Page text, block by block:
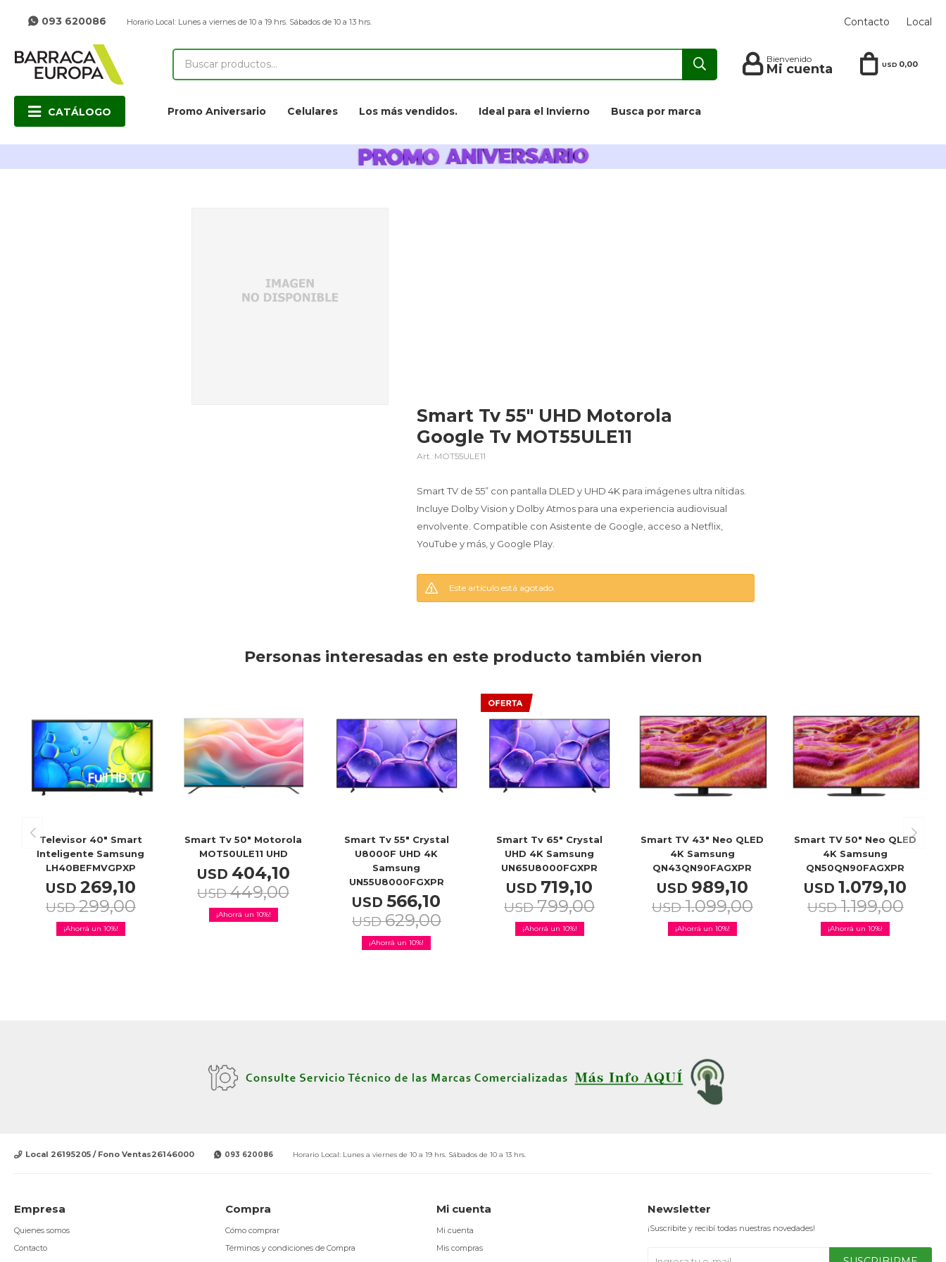
CATÁLOGO Promo Aniversario Celulares Los más vendidos. Ideal para el Invierno Busca por marca
USD 0,00
093 620086 Horario Local: Lunes a viernes de 10 a 19 hrs. Sábados de 10 a 13 hrs. Contacto Local
Smart Tv 55" UHD Motorola
Google Tv MOT55ULE11
MOT55ULE11
Smart TV de 55” con pantalla DLED y UHD 4K para imágenes ultra nítidas.
Incluye Dolby Vision y Dolby Atmos para una experiencia audiovisual
envolvente. Compatible con Asistente de Google, acceso a Netflix,
YouTube y más, y Google Play.
Este artículo está agotado.
Personas interesadas en este producto también vieron
Televisor 40" Smart
Inteligente Samsung
LH40BEFMVGPXP
USD 269,10
USD 299,00
10
Smart Tv 50" Motorola
MOT50ULE11 UHD
USD 404,10
USD 449,00
10
Smart Tv 55" Crystal
U8000F UHD 4K
Samsung
UN55U8000FGXPR
USD 566,10
USD 629,00
10
Smart Tv 65" Crystal
UHD 4K Samsung
UN65U8000FGXPR
USD 719,10
USD 799,00
10
Smart TV 43" Neo QLED
4K Samsung
QN43QN90FAGXPR
USD 989,10
USD 1.099,00
10
Smart TV 50" Neo QLED
4K Samsung
QN50QN90FAGXPR
USD 1.079,10
USD 1.199,00
10
Local 26195205 / Fono Ventas26146000 093 620086 Horario Local: Lunes a viernes de 10 a 19 hrs. Sábados de 10 a 13 hrs.
Empresa
Quienes somos
Contacto
Compra
Cómo comprar
Términos y condiciones de Compra
Mi cuenta
Mi cuenta
Mis compras
Newsletter
¡Suscribite y recibí todas nuestras novedades!